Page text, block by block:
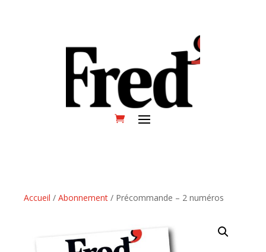
Accueil / Abonnement / Précommande – 2 numéros